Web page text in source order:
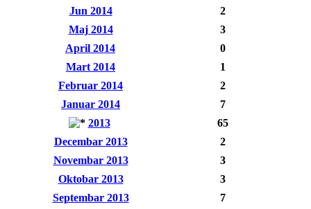
Jun 2014
2
Maj 2014
3
April 2014
0
Mart 2014
1
Februar 2014
2
Januar 2014
7
2013
65
Decembar 2013
2
Novembar 2013
3
Oktobar 2013
3
Septembar 2013
7